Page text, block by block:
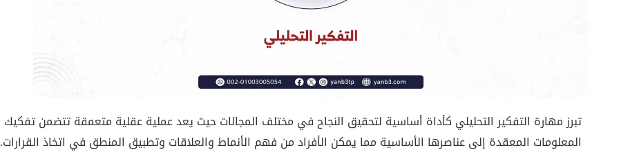
تبرز مهارة التفكير التحليلي كأداة أساسية لتحقيق النجاح في مختلف المجالات حيث يعد عملية عقلية متعمقة تتضمن تفكيك
المعلومات المعقدة إلى عناصرها الأساسية مما يمكن الأفراد من فهم الأنماط والعلاقات وتطبيق المنطق في اتخاذ القرارات.